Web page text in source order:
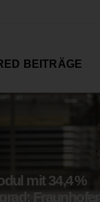
BEITRÄGE
mit 34,4 %
Fraunhofer